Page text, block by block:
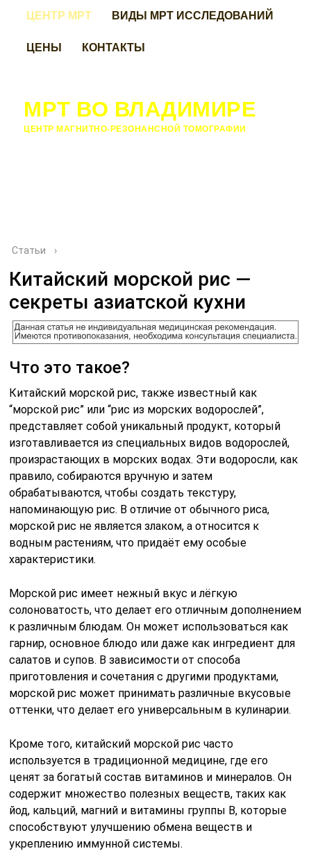
ЦЕНТР МРТ
ВИДЫ МРТ ИССЛЕДОВАНИЙ
ЦЕНЫ
КОНТАКТЫ
МРТ ВО ВЛАДИМИРЕ
ЦЕНТР МАГНИТНО-РЕЗОНАНСНОЙ ТОМОГРАФИИ
Статьи ›
Китайский морской рис —
секреты азиатской кухни
Что это такое?
Китайский морской рис, также известный как
“морской рис” или “рис из морских водорослей”,
представляет собой уникальный продукт, который
изготавливается из специальных видов водорослей,
произрастающих в морских водах. Эти водоросли, как
правило, собираются вручную и затем
обрабатываются, чтобы создать текстуру,
напоминающую рис. В отличие от обычного риса,
морской рис не является злаком, а относится к
водным растениям, что придаёт ему особые
характеристики.
Морской рис имеет нежный вкус и лёгкую
солоноватость, что делает его отличным дополнением
к различным блюдам. Он может использоваться как
гарнир, основное блюдо или даже как ингредиент для
салатов и супов. В зависимости от способа
приготовления и сочетания с другими продуктами,
морской рис может принимать различные вкусовые
оттенки, что делает его универсальным в кулинарии.
Кроме того, китайский морской рис часто
используется в традиционной медицине, где его
ценят за богатый состав витаминов и минералов. Он
содержит множество полезных веществ, таких как
йод, кальций, магний и витамины группы B, которые
способствуют улучшению обмена веществ и
укреплению иммунной системы.